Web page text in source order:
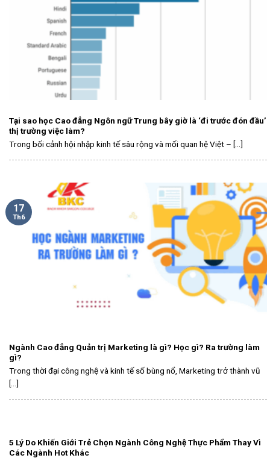
Tại sao học Cao đẳng Ngôn ngữ Trung bây giờ là ‘đi trước đón đầu’
thị trường việc làm?
Trong bối cảnh hội nhập kinh tế sâu rộng và mối quan hệ Việt – [...]
Ngành Cao đẳng Quản trị Marketing là gì? Học gì? Ra trường làm
gì?
Trong thời đại công nghệ và kinh tế số bùng nổ, Marketing trở thành vũ
[...]
17
Th6
5 Lý Do Khiến Giới Trẻ Chọn Ngành Công Nghệ Thực Phẩm Thay Vì
Các Ngành Hot Khác